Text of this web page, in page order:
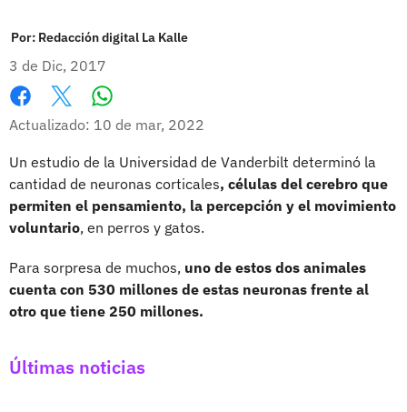
Por: Redacción digital La Kalle
3 de Dic, 2017
Facebook
X
Actualizado: 10 de mar, 2022
Un estudio de la Universidad de Vanderbilt determinó la
cantidad de neuronas corticales, células del cerebro que
permiten el pensamiento, la percepción y el movimiento
voluntario, en perros y gatos.
Para sorpresa de muchos, uno de estos dos animales
cuenta con 530 millones de estas neuronas frente al
otro que tiene 250 millones.
Últimas noticias